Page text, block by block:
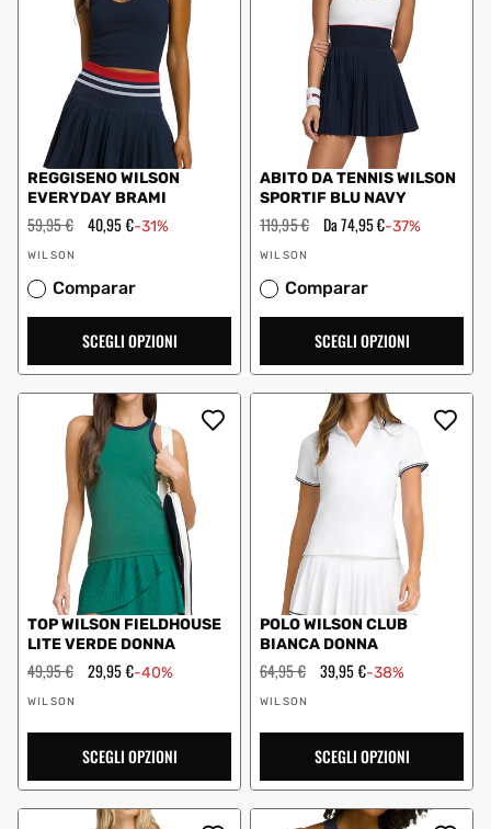
REGGISENO WILSON
EVERYDAY BRAMI
Prezzo
regolare
59,95 € Prezzo
scontato
40,95 €-31%
Fornitore:
WILSON
Comparar
SCEGLI OPZIONI
ABITO DA TENNIS WILSON
SPORTIF BLU NAVY
Prezzo
regolare
119,95 € Prezzo
scontato
Da 74,95 €-37%
Fornitore:
WILSON
Comparar
SCEGLI OPZIONI
TOP WILSON FIELDHOUSE
LITE VERDE DONNA
Prezzo
regolare
49,95 € Prezzo
scontato
29,95 €-40%
Fornitore:
WILSON
SCEGLI OPZIONI
POLO WILSON CLUB
BIANCA DONNA
Prezzo
regolare
64,95 € Prezzo
scontato
39,95 €-38%
Fornitore:
WILSON
SCEGLI OPZIONI